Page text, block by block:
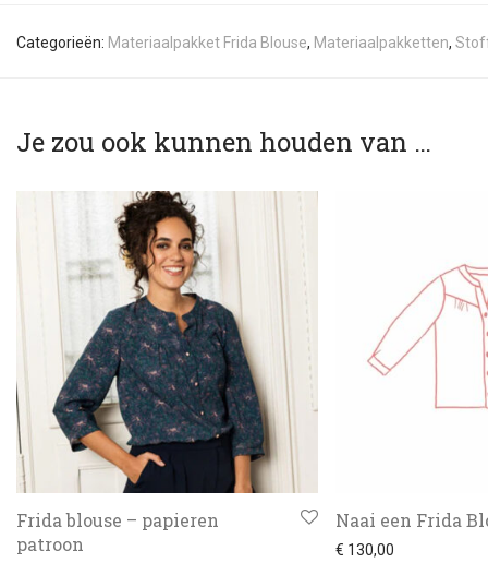
Categorieën: Materiaalpakket Frida Blouse, Materiaalpakketten,
Je zou ook kunnen houden van …
Frida blouse – papieren
patroon
Naai een Frida
€ 130,00